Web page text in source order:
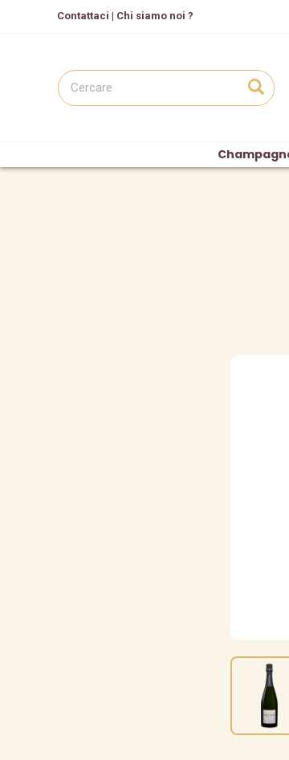
Contattaci | Chi siamo noi ?